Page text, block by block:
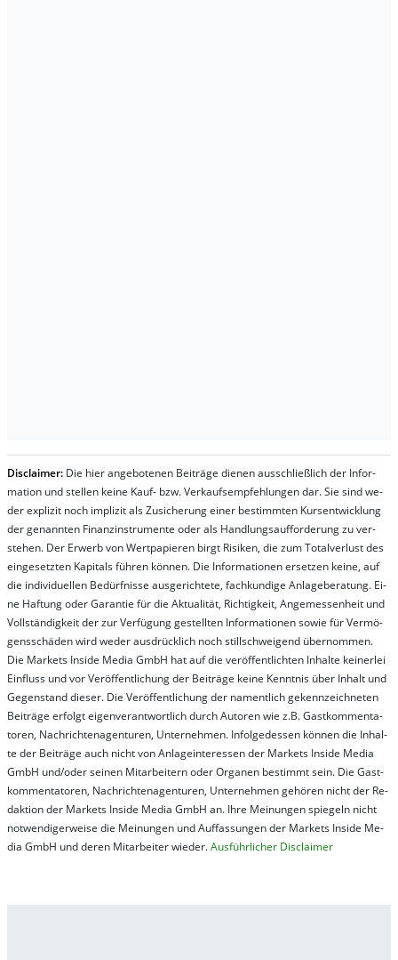
Dis­clai­mer: Die hier an­ge­bo­te­nen Bei­trä­ge die­nen aus­schließ­lich der In­for­
ma­t­ion und stel­len kei­ne Kauf- bzw. Ver­kaufs­em­pfeh­lung­en dar. Sie sind we­
der ex­pli­zit noch im­pli­zit als Zu­sich­er­ung ei­ner be­stim­mt­en Kurs­ent­wick­lung
der ge­nan­nt­en Fi­nanz­in­stru­men­te oder als Handl­ungs­auf­for­der­ung zu ver­
steh­en. Der Er­werb von Wert­pa­pier­en birgt Ri­si­ken, die zum To­tal­ver­lust des
ein­ge­setz­ten Ka­pi­tals füh­ren kön­nen. Die In­for­ma­tion­en er­setz­en kei­ne, auf
die in­di­vi­du­el­len Be­dür­fnis­se aus­ge­rich­te­te, fach­kun­di­ge An­la­ge­be­ra­tung. Ei­
ne Haf­tung oder Ga­ran­tie für die Ak­tu­ali­tät, Rich­tig­keit, An­ge­mes­sen­heit und
Vol­lständ­ig­keit der zur Ver­fü­gung ge­stel­lt­en In­for­ma­tion­en so­wie für Ver­mö­
gens­schä­den wird we­der aus­drück­lich noch stil­lschwei­gend über­nom­men.
Die Mar­kets In­side Me­dia GmbH hat auf die ver­öf­fent­lich­ten In­hal­te kei­ner­lei
Ein­fluss und vor Ver­öf­fent­lich­ung der Bei­trä­ge kei­ne Ken­nt­nis über In­halt und
Ge­gen­stand die­ser. Die Ver­öf­fent­lich­ung der na­ment­lich ge­kenn­zeich­net­en
Bei­trä­ge er­folgt ei­gen­ver­ant­wort­lich durch Au­tor­en wie z.B. Gast­kom­men­ta­
tor­en, Nach­richt­en­ag­en­tur­en, Un­ter­neh­men. In­fol­ge­des­sen kön­nen die In­hal­
te der Bei­trä­ge auch nicht von An­la­ge­in­te­res­sen der Mar­kets In­side Me­dia
GmbH und/oder sei­nen Mit­ar­bei­tern oder Or­ga­nen be­stim­mt sein. Die Gast­
kom­men­ta­tor­en, Nach­rich­ten­ag­en­tur­en, Un­ter­neh­men ge­hör­en nicht der Re­
dak­tion der Mar­kets In­side Me­dia GmbH an. Ihre Mei­nung­en spie­geln nicht
not­wen­di­ger­wei­se die Mei­nung­en und Auf­fas­sung­en der Mar­kets In­side Me­
dia GmbH und de­ren Mit­ar­bei­ter wie­der.Aus­führ­lich­er Dis­clai­mer